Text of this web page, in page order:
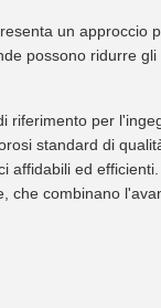
un approccio
possono ridurre
riferimento per
standard di
affidabili ed
che combinano